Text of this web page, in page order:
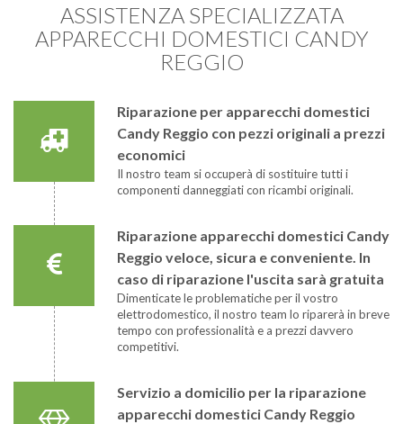
ASSISTENZA SPECIALIZZATA
APPARECCHI DOMESTICI CANDY
REGGIO
Riparazione per apparecchi domestici
Candy Reggio con pezzi originali a prezzi
economici
Il nostro team si occuperà di sostituire tutti i
componenti danneggiati con ricambi originali.
Riparazione apparecchi domestici Candy
Reggio veloce, sicura e conveniente. In
caso di riparazione l'uscita sarà gratuita
Dimenticate le problematiche per il vostro
elettrodomestico, il nostro team lo riparerà in breve
tempo con professionalità e a prezzi davvero
competitivi.
Servizio a domicilio per la riparazione
apparecchi domestici Candy Reggio